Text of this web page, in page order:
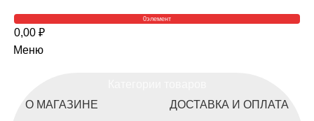
0элемент
0,00 ₽
Меню
О МАГАЗИНЕ
ДОСТАВКА И ОПЛАТА